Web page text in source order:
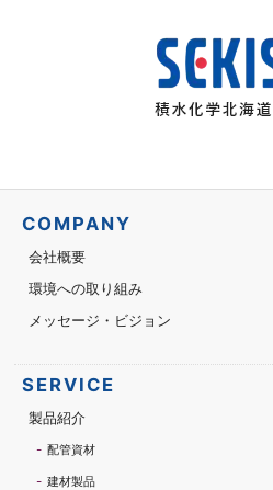
COMPANY
会社概要
環境への取り組み
メッセージ・ビジョン
SERVICE
製品紹介
配管資材
建材製品